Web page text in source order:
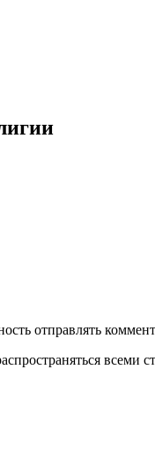
отправлять
всеми